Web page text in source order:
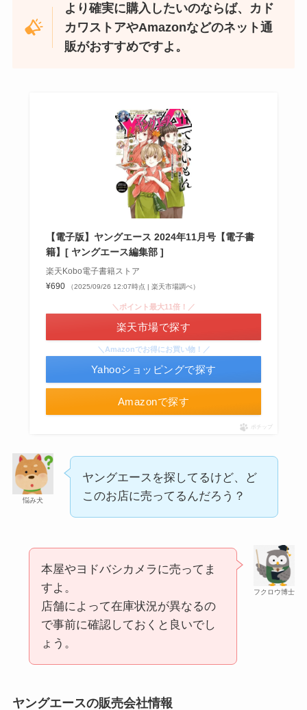
忍者めし鉄の鎧はどこに売ってる？セブン・ロー
ソンなどのコンビニで買える！
和紙はどこに売ってる？ダイソーやLoftで買える！
シャチハタはどこに売ってる？100均やロフトで買
える！
より確実に購入したいのならば、カド
カワストアやAmazonなどのネット通
販がおすすめですよ。
【電子版】ヤングエース 2024年11月号【電子書
籍】[ ヤングエース編集部 ]
楽天Kobo電子書籍ストア
¥690
（2025/09/26 12:07時点 | 楽天市場調べ）
Amazonで探す
＼ポイント最大11倍！／
楽天市場で探す
＼Amazonでお得にお買い物！／
Yahooショッピングで探す
ポチップ
悩み犬
ヤングエースを探してるけど、ど
このお店に売ってるんだろう？
フクロウ博士
本屋やヨドバシカメラに売ってま
すよ。
店舗によって在庫状況が異なるの
で事前に確認しておくと良いでし
ょう。
ヤングエースの販売会社情報